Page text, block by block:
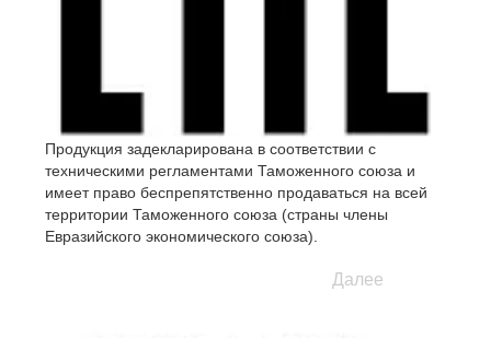
Продукция задекларирована в соответствии с
техническими регламентами Таможенного союза и
имеет право беспрепятственно продаваться на всей
территории Таможенного союза (страны члены
Евразийского экономического союза).
Далее